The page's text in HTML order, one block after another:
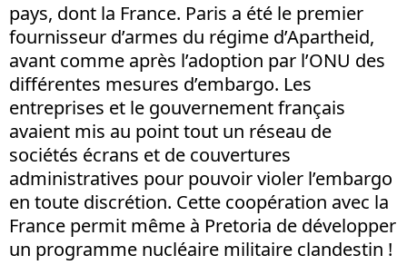
pays, dont la France. Paris a été le premier
fournisseur d’armes du régime d’Apartheid,
avant comme après l’adoption par l’ONU des
différentes mesures d’embargo. Les
entreprises et le gouvernement français
avaient mis au point tout un réseau de
sociétés écrans et de couvertures
administratives pour pouvoir violer l’embargo
en toute discrétion. Cette coopération avec la
France permit même à Pretoria de développer
un programme nucléaire militaire clandestin !